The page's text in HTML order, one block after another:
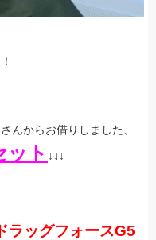
んからお借りしました、
ット ↓↓↓
ラッグフォースG5